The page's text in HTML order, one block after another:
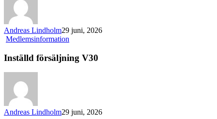
Andreas Lindholm29 juni, 2026
Medlemsinformation
V30
Inställd försäljning V30
Andreas Lindholm29 juni, 2026